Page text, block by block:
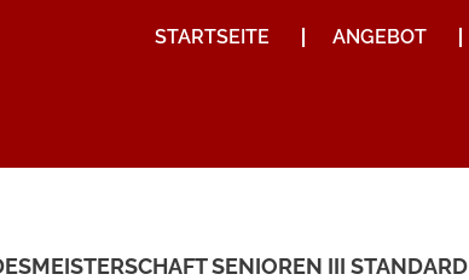
STARTSEITE ANGEBOT
SENIOREN III STANDARD